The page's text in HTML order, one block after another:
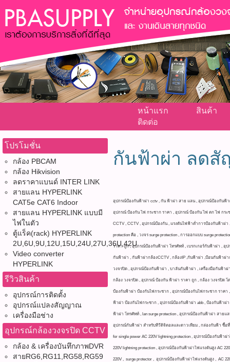
หน้าแรก
สินค้า
ติดต่อ
โปรโมชั่น
กล้อง PBCAM
กล้อง Hikvision
ลดราคาแบนด์ INTER LINK
สายแลน HYPERLINK
CAT5e CAT6 Indoor
สายแลน HYPERLINK แบบมี
ไฟในตัว
ตู้แร็ค(rack) HYPERLINK
2U,6U,9U,12U,15U,24U,27U,36U,42U
Video converter
HYPERLINK
รีวิวสินค้า
อุปกรณ์การติดตั้ง
อุปกรณ์แปลงสัญญาณ
เครื่องมือช่าง
อุปกรณ์กล้องวงจรปิด CCTV
กล้อง & เครื่องบันทึกภาพDVR
สายRG6,RG11,RG58,RG59
กันฟ้าผ่า ลด
อุปกรณ์ป้องกันฟ้าผ่า cctv , กัน ฟ้าผ่า สาย แลน , อุปกรณ์ป้องกันฟ้
อุปกรณ์ ป้องกัน ไฟ กระชาก ราคา , อุปกรณ์ ป้องกัน ไฟ ตก ไฟ กระ
CCTV , CCTV , อุปกรณ์ป้องกัน , แรงดันไฟฟ้าต่ำการป้องกันฟ้าผ่า
protection คือ , วงจร surge protection , การออกแบบ surge
ราคา ถูก , อุปกรณ์ป้องกันฟ้าผ่า โทรศัพท์ , เบรกเกอร์กันฟ้าผ่า , อุ
กันฟ้าผ่า , กันฟ้าผ่ากล้องCCTV , กล้องIP ,กันฟ้าผ่า ,ป้อนกันฟ้าผ่
วงจรปิด , อุปกรณ์ป้องกันฟ้าผ่า , บาลันกันฟ้าผ่า , เครื่องมือกันฟ้าผ่
กล้อง วงจรปิด , อุปกรณ์ ป้องกัน ฟ้าผ่า ราคา ถูก , กล้อง วงจรปิด
ป้องกันฟ้าผ่า ป้องกันไฟกระชาก , อุปกรณ์ป้องกันไฟกระชาก ราคา
ฟ้าผ่า ป้องกันไฟกระชาก , อุปกรณ์ป้องกันฟ้าผ่า abb , ป้องกันฟ้าผ่
ฟ้าผ่า โทรศัพท์ , lan surge protection , อุปกรณ์ป้องกันฟ้าผ่า สาย
อุปกรณ์กันฟ้าผ่า สำหรับทีวีดิจิตอลและดาวเทียม , กล่องกันฟ้า ซื้อที่
for single power AC 220V lightning protection , อุปกรณ์ป้องกันฟ้
220V lightning protection , อุปกรณ์ป้องกันฟ้าผ่าไฟแรงดันสูง AC
220V , surge protector , อุปกรณ์ป้องกันฟ้าผ่าไฟแรงดันสูง , AC